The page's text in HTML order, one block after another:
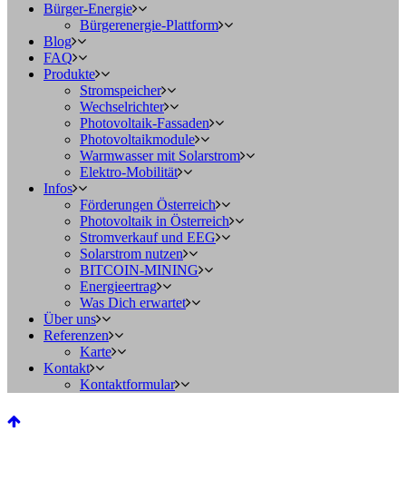
Bürger-Energie
Bürgerenergie-Plattform
Blog
FAQ
Produkte
Stromspeicher
Wechselrichter
Photovoltaik-Fassaden
Photovoltaikmodule
Warmwasser mit Solarstrom
Elektro-Mobilität
Infos
Förderungen Österreich
Photovoltaik in Österreich
Stromverkauf und EEG
Solarstrom nutzen
BITCOIN-MINING
Energieertrag
Was Dich erwartet
Über uns
Referenzen
Karte
Kontakt
Kontaktformular